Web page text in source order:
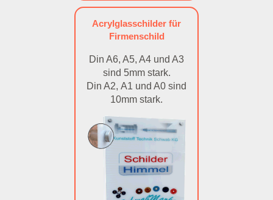
Acrylglasschilder für
Firmenschild
Din A6, A5, A4 und A3
sind 5mm stark.
Din A2, A1 und A0 sind
10mm stark.